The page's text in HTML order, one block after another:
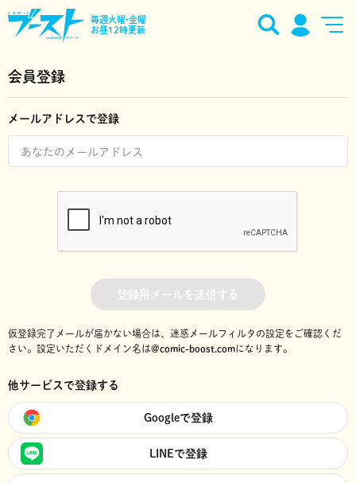
毎週火曜•金曜
お昼12時更新
会員登録
メールアドレスで登録
登録用メールを送信する
仮登録完了メールが届かない場合は、迷惑メールフィルタの設定をご確認くだ
さい。 設定いただくドメイン名は@comic-boost.comになります。
他サービスで登録する
Googleで登録
LINEで登録